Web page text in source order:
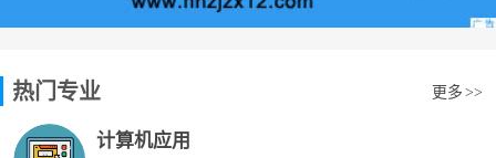
热门专业 更多 >>
计算机应用